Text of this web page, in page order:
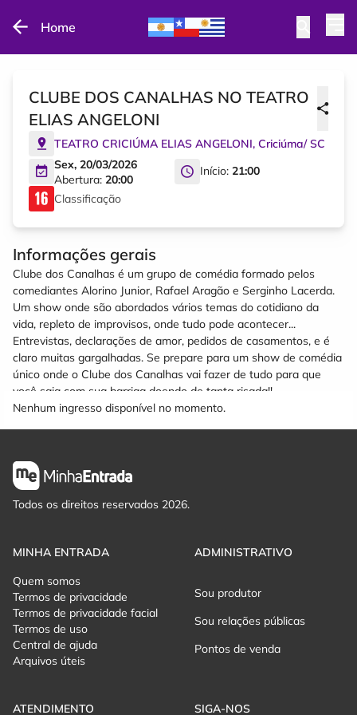
Home
CLUBE DOS CANALHAS NO TEATRO
ELIAS ANGELONI
TEATRO CRICIÚMA ELIAS ANGELONI, Criciúma/SC
Sex, 20/03/2026
Abertura: 20:00
Início: 21:00
Classificação
Informações gerais
Clube dos Canalhas é um grupo de comédia formado pelos
comediantes Alorino Junior, Rafael Aragão e Serginho Lacerda.
Um show onde são abordados vários temas do cotidiano da
vida, repleto de improvisos, onde tudo pode acontecer...
Entrevistas, declarações de amor, pedidos de casamentos, e é
claro muitas gargalhadas. Se prepare para um show de comédia
único onde o Clube dos Canalhas vai fazer de tudo para que
você saia com sua barriga doendo de tanta risada!!
Nenhum ingresso disponível no momento.
Todos os direitos reservados 2026.
MINHA ENTRADA
Quem somos
Termos de privacidade
Termos de privacidade facial
Termos de uso
Central de ajuda
Arquivos úteis
ADMINISTRATIVO
Sou produtor
Sou relações públicas
Pontos de venda
ATENDIMENTO SIGA-NOS